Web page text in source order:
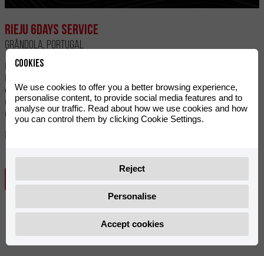
Rieju 6Days Service
Grândola, Portugal
RIEJU ще участва в 100-то издание на International Six
октомври 2026 г. в Грандола, в региона Алентежу
(Португалия). Испанската марка ще участва официално и
ще предложи своята призната програма за наем и...
Next date
ПОВЕЧЕ ИНФОРМАЦИЯ
Cookies
We use cookies to offer you a better browsing experience,
personalise content, to provide social media features and to
analyse our traffic. Read about how we use cookies and how
you can control them by clicking Cookie Settings.
Reject
Personalise
Accept cookies